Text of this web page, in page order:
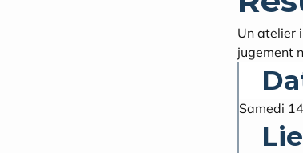
Un atelier
jugement
Samedi